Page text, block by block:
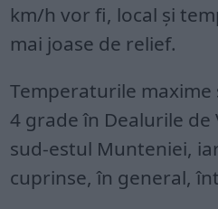
km/h vor fi, local și
mai joase de relief.
Temperaturile
4 grade în Dealurile de
sud-estul Munteniei,
cuprinse, în general,